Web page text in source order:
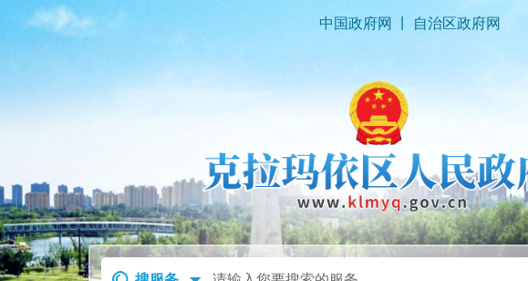
中国政府网 自治区政府网
走进克拉玛依区 政务服务